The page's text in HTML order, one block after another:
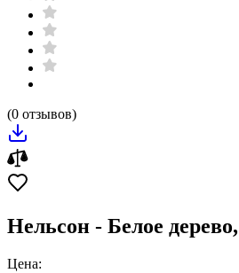
(0 отзывов)
Нельсон - Белое
Цена: